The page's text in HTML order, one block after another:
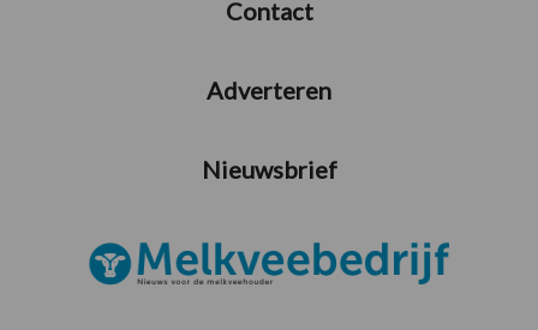
Contact
Adverteren
Nieuwsbrief